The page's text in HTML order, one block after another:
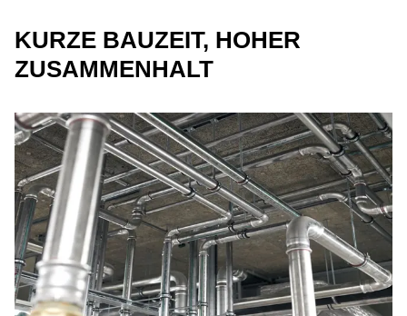
KURZE BAUZEIT, HOHER
ZUSAMMENHALT